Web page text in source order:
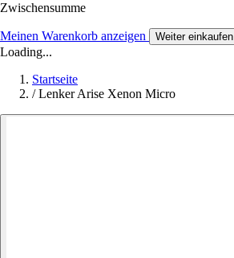
Zwischensumme
Meinen Warenkorb anzeigen Weiter einkaufen
Loading...
Startseite
/ Lenker Arise Xenon Micro